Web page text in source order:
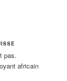
pas.
africain